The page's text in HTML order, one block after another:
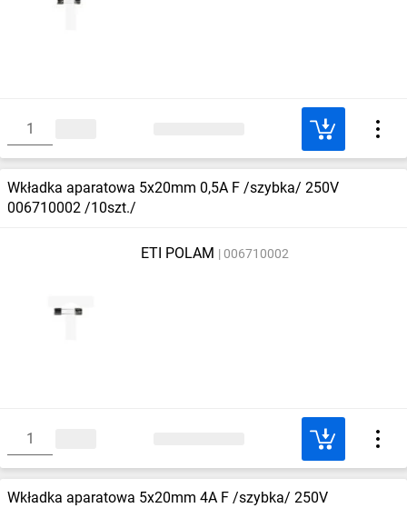
Wkładka aparatowa 5x20mm 0,5A F /szybka/ 250V
006710002 /10szt./
ETI POLAM 006710002
Wkładka aparatowa 5x20mm 4A F /szybka/ 250V